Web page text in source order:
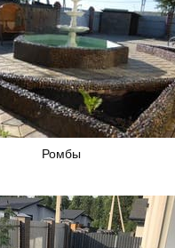
Ромбы